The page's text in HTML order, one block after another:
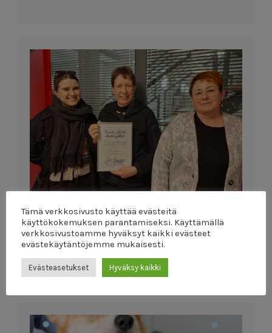
Palkitsimme Elonkierron Ystävät vuoden eläinten
ystävänä
19.2.2026
Yleinen
Tämä verkkosivusto käyttää evästeitä
käyttökokemuksen parantamiseksi. Käyttämällä
verkkosivustoamme hyväksyt kaikki evästeet
evästekäytäntöjemme mukaisesti.
Evästeasetukset Hyväksy kaikki